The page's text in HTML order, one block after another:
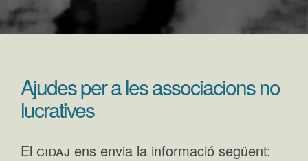
Ajudes per a les associacions no
lucratives
El cidaj ens envia la informació següent: